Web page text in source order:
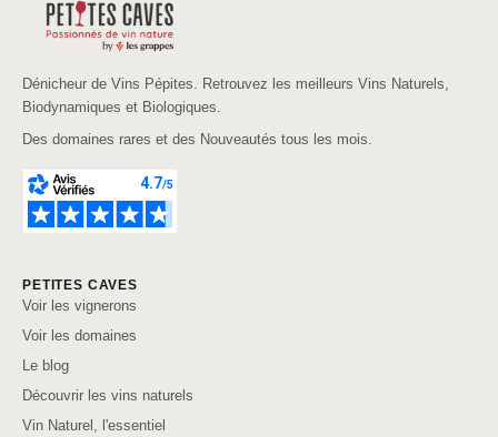
Dénicheur de Vins Pépites. Retrouvez les meilleurs Vins Naturels,
Biodynamiques et Biologiques.
Des domaines rares et des Nouveautés tous les mois.
PETITES CAVES
Voir les vignerons
Voir les domaines
Le blog
Découvrir les vins naturels
Vin Naturel, l'essentiel